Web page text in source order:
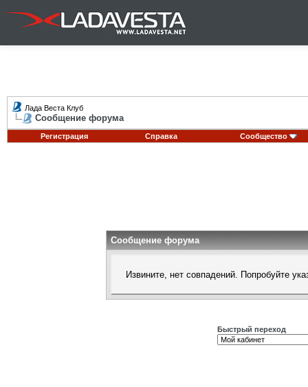
Лада Веста Клуб
Сообщение форума
Регистрация Справка Сообщество
Сообщение форума
Извините, нет совпадений. Попробуйте
Быстрый переход